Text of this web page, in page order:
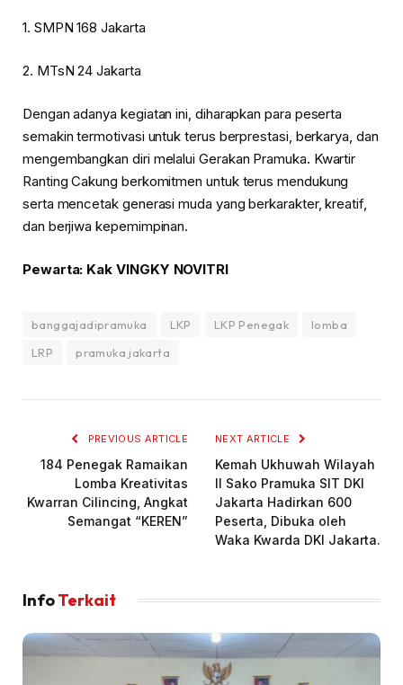
1. SMPN 168 Jakarta
2. MTsN 24 Jakarta
Dengan adanya kegiatan ini, diharapkan para peserta
semakin termotivasi untuk terus berprestasi, berkarya, dan
mengembangkan diri melalui Gerakan Pramuka. Kwartir
Ranting Cakung berkomitmen untuk terus mendukung
serta mencetak generasi muda yang berkarakter, kreatif,
dan berjiwa kepemimpinan.
Pewarta: Kak VINGKY NOVITRI
banggajadipramuka LKP LKP Penegak
lomba
LRP
pramuka jakarta
PREVIOUS ARTICLE
184 Penegak Ramaikan
Lomba Kreativitas
Kwarran Cilincing, Angkat
Semangat “KEREN”
NEXT ARTICLE
Kemah Ukhuwah Wilayah
II Sako Pramuka SIT DKI
Jakarta Hadirkan 600
Peserta, Dibuka oleh
Waka Kwarda DKI Jakarta.
InfoTerkait